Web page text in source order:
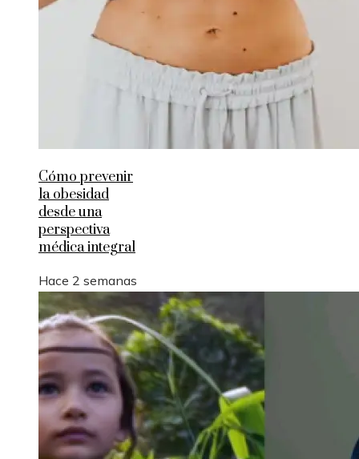
Cómo prevenir
la obesidad
desde una
perspectiva
médica integral
Hace 2 semanas